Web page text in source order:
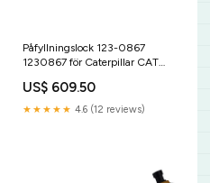
Påfyllningslock 123-0867
1230867 för Caterpillar CAT
Lastare 416C 424D 432D 438D
442D 902 906 908 Solenoid
US$ 609.50
★★★★★ 4.6 (12 reviews)